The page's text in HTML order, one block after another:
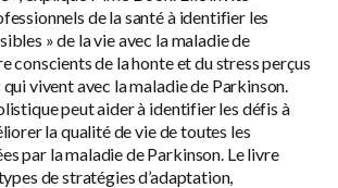
de la santé à identifier les
» de la vie avec la maladie de
conscients de la honte et du stress perçus
vivent avec la maladie de Parkinson.
peut aider à identifier les défis à
la qualité de vie de toutes les
par la maladie de Parkinson. Le livre
de stratégies d’adaptation,